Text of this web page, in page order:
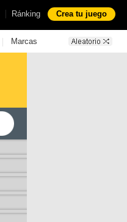
| Ránking Crea tu juego
| Marcas